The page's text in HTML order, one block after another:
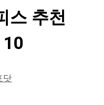
스 추천
닷